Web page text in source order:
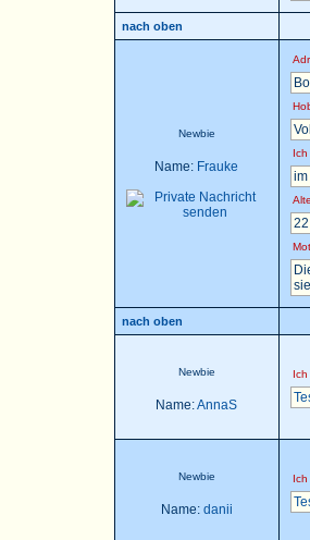
nach oben
Newbie
Name: Frauke
Ich
22
nach oben
Newbie
Name:AnnaS
Ich
Newbie
Name: danii
Ich